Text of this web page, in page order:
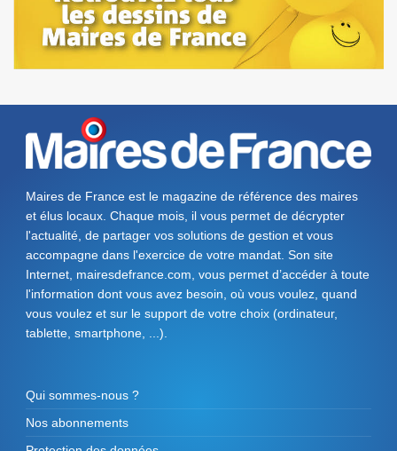
Maires de France est le magazine de référence des maires
et élus locaux. Chaque mois, il vous permet de décrypter
l'actualité, de partager vos solutions de gestion et vous
accompagne dans l'exercice de votre mandat. Son site
Internet, mairesdefrance.com, vous permet d’accéder à toute
l'information dont vous avez besoin, où vous voulez, quand
vous voulez et sur le support de votre choix (ordinateur,
tablette, smartphone, ...).
Qui sommes-nous ?
Nos abonnements